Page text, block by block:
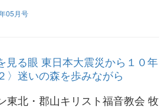
05月号
見る眼 東日本大震災から１０年
〉迷いの森を歩みながら
東北・郡山キリスト福音教会 牧